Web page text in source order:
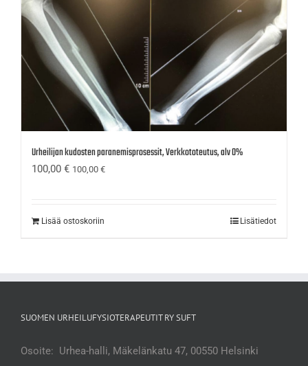
Urheilijan kudosten paranemisprosessit, Verkkototeutus, alv 0%
100,00 € 100,00 €
Lisää ostoskoriin Lisätiedot
SUOMEN URHEILUFYSIOTERAPEUTIT RY SUFT
Osoite: Urhea-halli, Mäkelänkatu 47, 00550 Helsinki